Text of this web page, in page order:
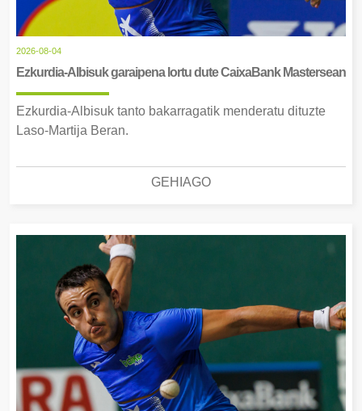
2026-08-04
Ezkurdia-Albisuk garaipena lortu dute CaixaBank Mastersean
Ezkurdia-Albisuk tanto bakarragatik menderatu dituzte
Laso-Martija Beran.
GEHIAGO